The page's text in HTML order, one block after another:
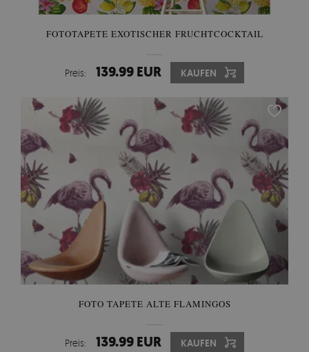
FOTOTAPETE EXOTISCHER FRUCHTCOCKTAIL
Preis: 139.99 EUR KAUFEN
FOTO TAPETE ALTE FLAMINGOS
Preis: 139.99 EUR KAUFEN